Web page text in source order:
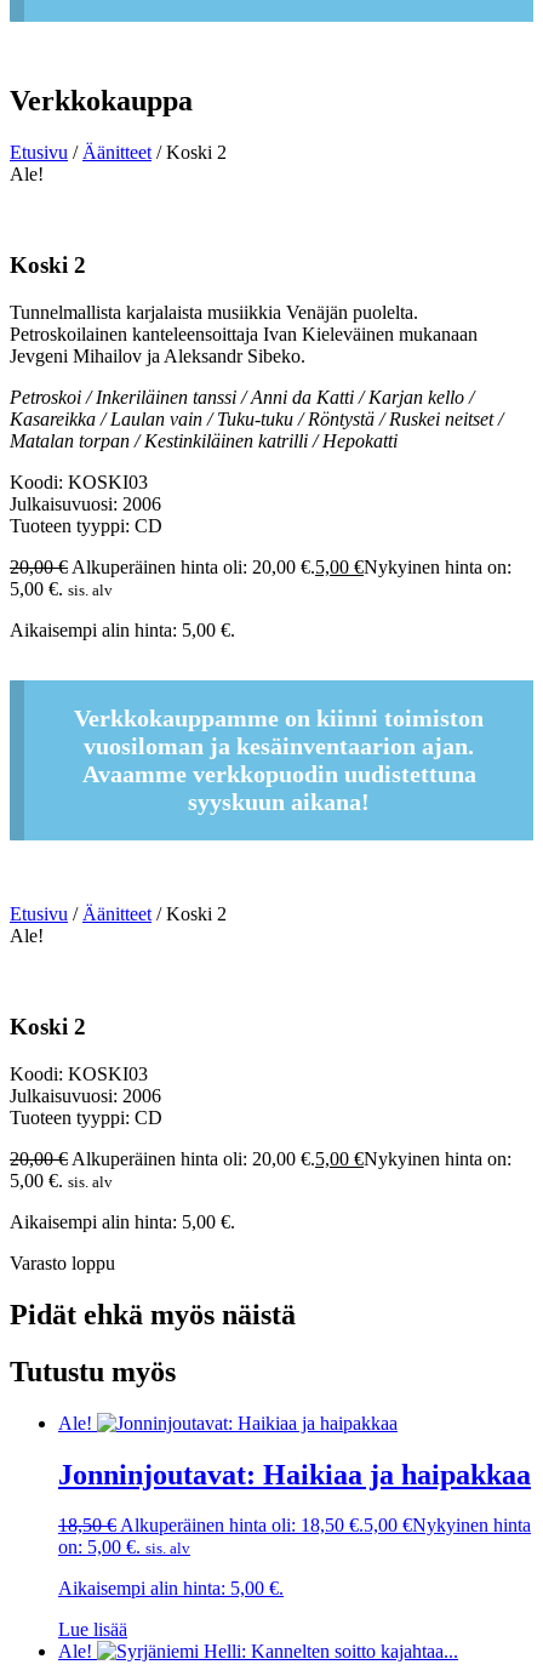
Verkkokauppa
Etusivu / Äänitteet / Koski 2
Ale!
Koski 2
Tunnelmallista karjalaista musiikkia Venäjän puolelta.
Petroskoilainen kanteleensoittaja Ivan Kieleväinen mukanaan
Jevgeni Mihailov ja Aleksandr Sibeko.
Petroskoi / Inkeriläinen tanssi / Anni da Katti / Karjan kello /
Kasareikka / Laulan vain / Tuku-tuku / Röntystä / Ruskei neitset /
Matalan torpan / Kestinkiläinen katrilli / Hepokatti
Koodi: KOSKI03
Julkaisuvuosi: 2006
Tuoteen tyyppi: CD
20,00€ Alkuperäinen hinta oli: 20,00 €.5,00 €Nykyinen hinta on:
5,00 €. sis. alv
Aikaisempi alin hinta: 5,00 €.
Verkkokauppamme on kiinni toimiston
vuosiloman ja kesäinventaarion ajan.
Avaamme verkkopuodin uudistettuna
syyskuun aikana!
Etusivu /Äänitteet/ Koski 2
Ale!
Koski 2
Koodi: KOSKI03
Julkaisuvuosi: 2006
Tuoteen tyyppi: CD
20,00€ Alkuperäinen hinta oli: 20,00 €.5,00 €Nykyinen hinta on:
5,00 €. sis. alv
Aikaisempi alin hinta: 5,00 €.
Varasto loppu
Pidät ehkä myös näistä
Tutustu myös
Ale!
Jonninjoutavat: Haikiaa ja haipakkaa
18,50€Alkuperäinen hinta oli: 18,50 €.5,00 €Nykyinen hinta
on: 5,00 €. sis. alv
Aikaisempi alin hinta: 5,00 €.
Lue lisää
Ale!